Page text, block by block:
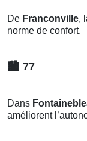
De Franconville,
norme de confort.
🏙️ 77
Dans
améliorent